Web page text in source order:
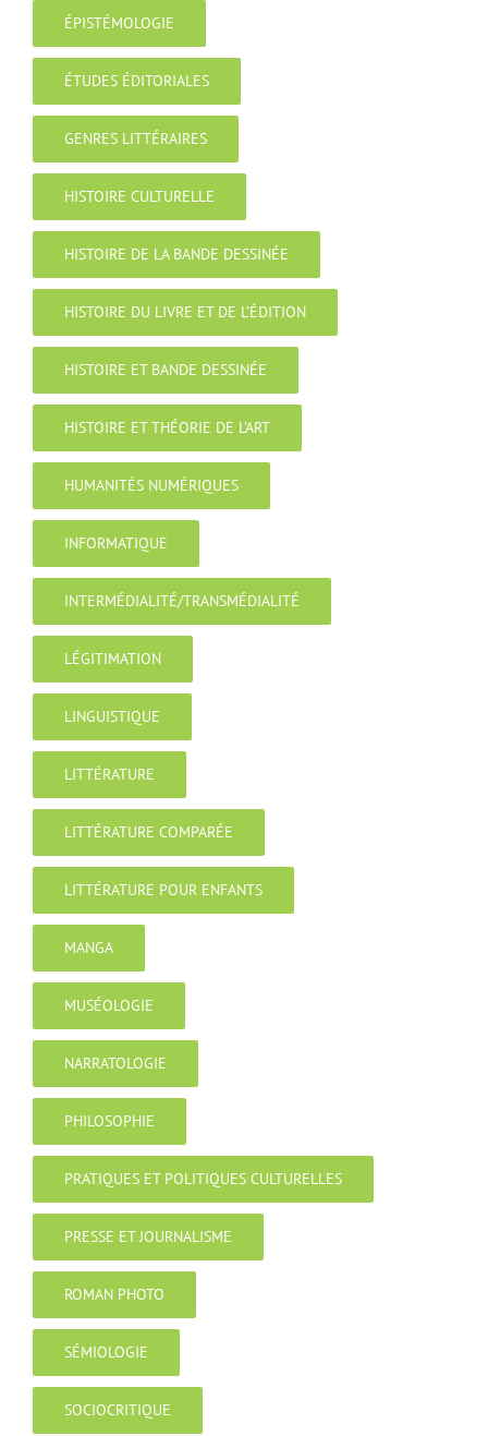
ÉPISTÉMOLOGIE
ÉTUDES ÉDITORIALES
GENRES LITTÉRAIRES
HISTOIRE CULTURELLE
HISTOIRE DE LA BANDE DESSINÉE
HISTOIRE DU LIVRE ET DE L’ÉDITION
HISTOIRE ET BANDE DESSINÉE
HISTOIRE ET THÉORIE DE L’ART
HUMANITÉS NUMÉRIQUES
INFORMATIQUE
INTERMÉDIALITÉ/TRANSMÉDIALITÉ
LÉGITIMATION
LINGUISTIQUE
LITTÉRATURE
LITTÉRATURE COMPARÉE
LITTÉRATURE POUR ENFANTS
MANGA
MUSÉOLOGIE
NARRATOLOGIE
PHILOSOPHIE
PRATIQUES ET POLITIQUES CULTURELLES
PRESSE ET JOURNALISME
ROMAN PHOTO
SÉMIOLOGIE
SOCIOCRITIQUE